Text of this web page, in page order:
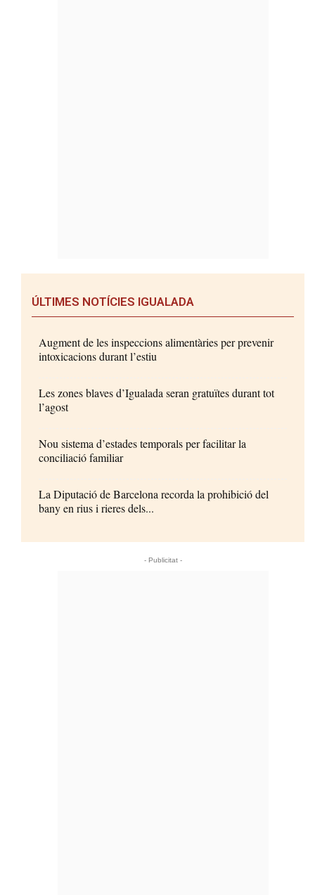
ÚLTIMES NOTÍCIES IGUALADA
Augment de les inspeccions alimentàries per prevenir
intoxicacions durant l’estiu
Les zones blaves d’Igualada seran gratuïtes durant tot
l’agost
Nou sistema d’estades temporals per facilitar la
conciliació familiar
La Diputació de Barcelona recorda la prohibició del
bany en rius i rieres dels...
- Publicitat -